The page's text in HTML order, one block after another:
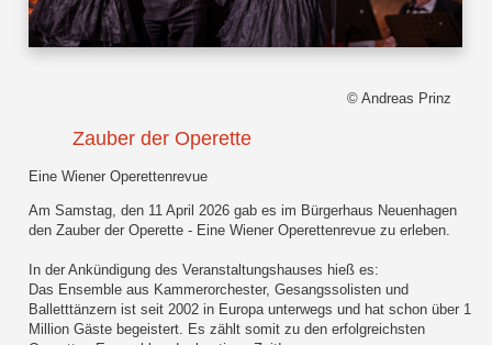
© Andreas Prinz
Zauber der Operette
Eine Wiener Operettenrevue
Am Samstag, den 11 April 2026 gab es im Bürgerhaus Neuenhagen
den Zauber der Operette - Eine Wiener Operettenrevue zu erleben.
In der Ankündigung des Veranstaltungshauses hieß es:
Das Ensemble aus Kammerorchester, Gesangssolisten und
Balletttänzern ist seit 2002 in Europa unterwegs und hat schon über 1
Million Gäste begeistert. Es zählt somit zu den erfolgreichsten